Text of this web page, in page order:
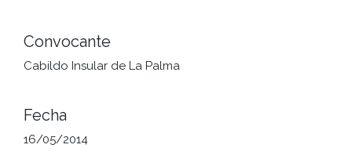
Convocante
Cabildo Insular de La Palma
Fecha
16/05/2014